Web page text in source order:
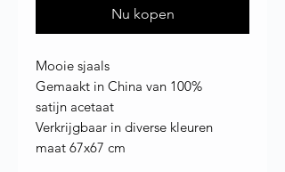
Nu kopen
Mooie sjaals
Gemaakt in China van 100%
satijn acetaat
Verkrijgbaar in diverse kleuren
maat 67x67 cm